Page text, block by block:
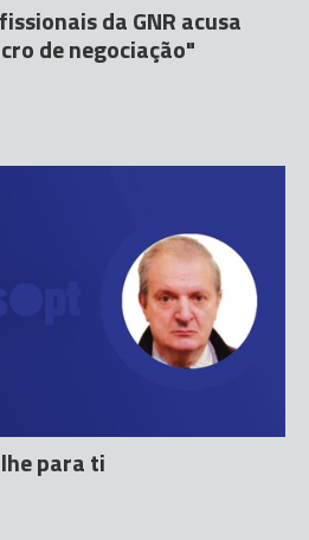
da GNR acusa
de negociação"
para ti